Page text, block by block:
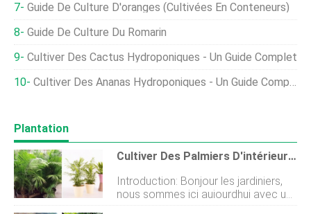
Guide De Culture D'oranges (cultivées En Conteneurs)
Guide De Culture Du Romarin
Cultiver Des Cactus Hydroponiques - Un Guide Complet
Cultiver Des Ananas Hydroponiques - Un Guide Complet
Plantation
Cultiver Des Palmiers D'intérieur - Un Guide Complet
Introduction: Bonjour les jardiniers,
nous sommes ici aujourdhui avec un
excellent guide de culture de